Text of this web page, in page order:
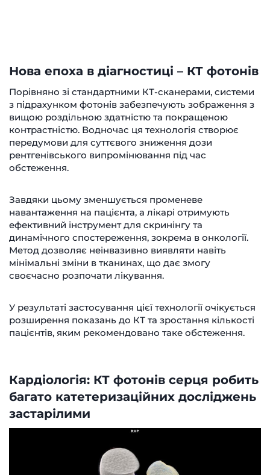
Нова епоха в діагностиці – КТ фотонів
Порівняно зі стандартними КТ-сканерами, системи
з підрахунком фотонів забезпечують зображення з
вищою роздільною здатністю та покращеною
контрастністю. Водночас ця технологія створює
передумови для суттєвого зниження дози
рентгенівського випромінювання під час
обстеження.
Завдяки цьому зменшується променеве
навантаження на пацієнта, а лікарі отримують
ефективний інструмент для скринінгу та
динамічного спостереження, зокрема в онкології.
Метод дозволяє неінвазивно виявляти навіть
мінімальні зміни в тканинах, що дає змогу
своєчасно розпочати лікування.
У результаті застосування цієї технології очікується
розширення показань до КТ та зростання кількості
пацієнтів, яким рекомендовано таке обстеження.
Кардіологія: КТ фотонів серця робить
багато катетеризаційних досліджень
застарілими